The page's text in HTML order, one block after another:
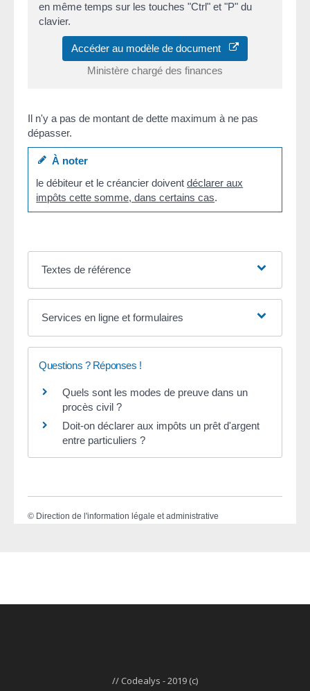
en même temps sur les touches "Ctrl" et "P" du
clavier.
Accéder au modèle de document
Ministère chargé des finances
Il n'y a pas de montant de dette maximum à ne pas
dépasser.
À noter
le débiteur et le créancier doiventdéclarer aux
impôts cette somme, dans certains cas.
Textes de référence
Services en ligne et formulaires
Questions ? Réponses !
Quels sont les modes de preuve dans un
procès civil ?
Doit-on déclarer aux impôts un prêt d'argent
entre particuliers ?
© Direction de l'information légale et administrative
// Codealys - 2019 (c)